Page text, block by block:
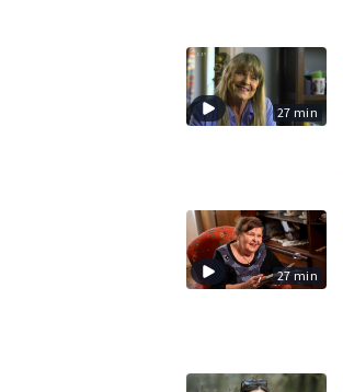
27 min
27 min